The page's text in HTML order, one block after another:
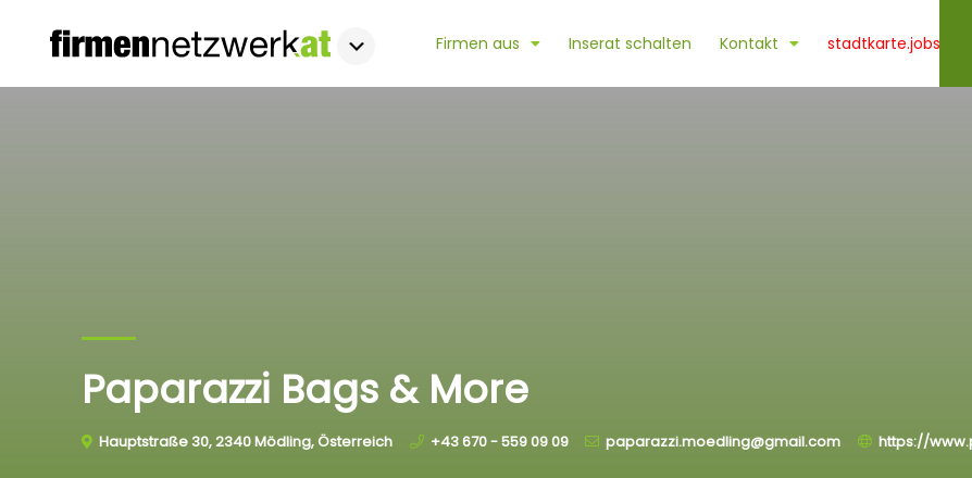
Firmen aus Inserat schalten Kontakt stadtkarte.jobs
Paparazzi Bags & More
Hauptstraße 30, 2340 Mödling, Österreich +43 670 - 559 09 09 paparazzi.moedling@gmail.com https://